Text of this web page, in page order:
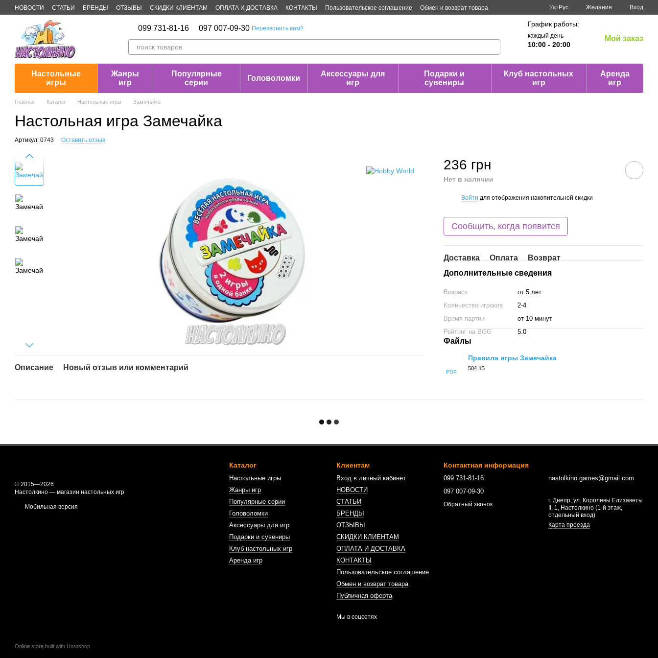
Перейти к основному контенту
НОВОСТИ СТАТЬИ БРЕНДЫ ОТЗЫВЫ СКИДКИ КЛИЕНТАМ ОПЛАТА И ДОСТАВКА КОНТАКТЫ Пользовательское соглашение
Обмен и возврат товара
Укр Рус Желания Вход
099 731-81-16 097 007-09-30 Перезвонить вам?
График работы:
каждый день
10:00 - 20:00
Мой заказ
Настольные
игры
Жанры
игр
Популярные
серии
Головоломки
Аксессуары для
игр
Подарки и
сувениры
Клуб настольных
игр
Аренда
игр
Главная Каталог Настольные игры Замечайка
Настольная игра Замечайка
Артикул: 0743 Оставить отзыв
Описание Новый отзыв или комментарий
236 грн
Нет в наличии
Войти для отображения накопительной скидки
Сообщить, когда появится
Доставка Оплата
Возврат
Дополнительные сведения
Возраст
от 5 лет
Количество игроков
2-4
Время партии
от 10 минут
Рейтинг на BGG
5.0
Файлы
PDF
Правила игры Замечайка
504 КБ
© 2015—2026
Настолкино — магазин настольных игр
Мобильная версия
Online store built with Horoshop
Каталог
Настольные игры
Жанры игр
Популярные серии
Головоломки
Аксессуары для игр
Подарки и сувениры
Клуб настольных игр
Аренда игр
Клиентам
Вход в личный кабинет
НОВОСТИ
СТАТЬИ
БРЕНДЫ
ОТЗЫВЫ
СКИДКИ КЛИЕНТАМ
ОПЛАТА И ДОСТАВКА
КОНТАКТЫ
Пользовательское соглашение
Обмен и возврат товара
Публичная оферта
Мы в соцсетях
Контактная информация
099 731-81-16
097 007-09-30
Обратный звонок
nastolkino.games@gmail.com
г. Днепр, ул. Королевы Елизаветы
II, 1, Настолкино (1-й этаж,
отдельный вход)
Карта проезда